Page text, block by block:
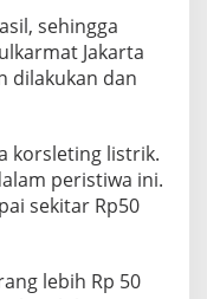
sehingga
Jakarta
dilakukan dan
korsleting listrik.
peristiwa ini.
sekitar Rp50
lebih Rp 50